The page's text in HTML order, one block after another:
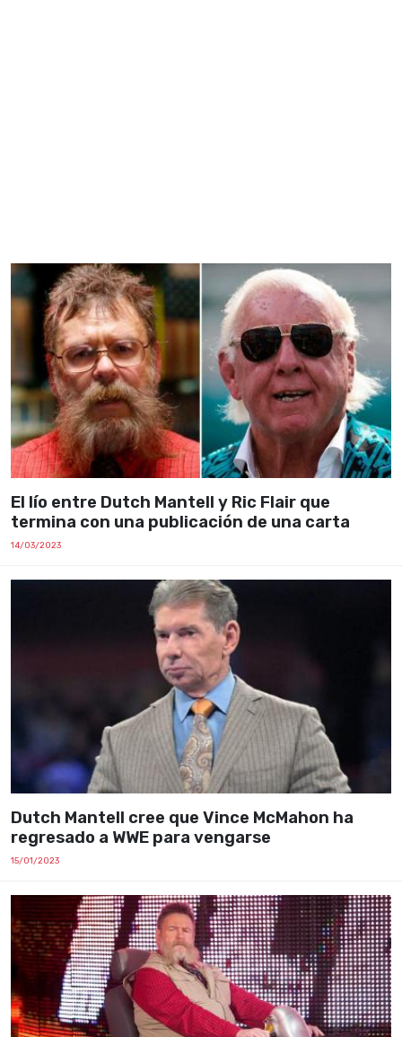
El lío entre Dutch Mantell y Ric Flair que
termina con una publicación de una carta
14/03/2023
Dutch Mantell cree que Vince McMahon ha
regresado a WWE para vengarse
15/01/2023